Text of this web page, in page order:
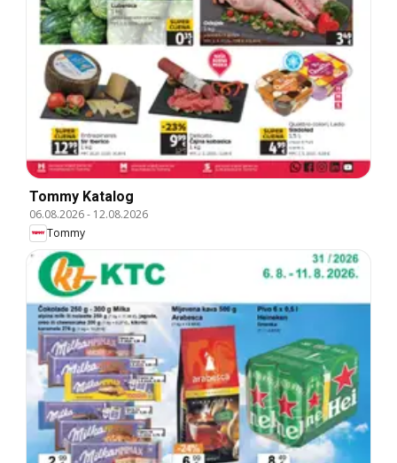
Tommy Katalog
06.08.2026- 12.08.2026
Tommy